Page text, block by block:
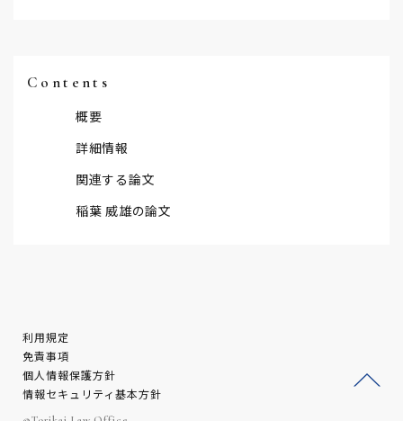
Contents
概要
詳細情報
関連する論文
稲葉 威雄の論文
利用規定
免責事項
個人情報保護方針
情報セキュリティ基本方針